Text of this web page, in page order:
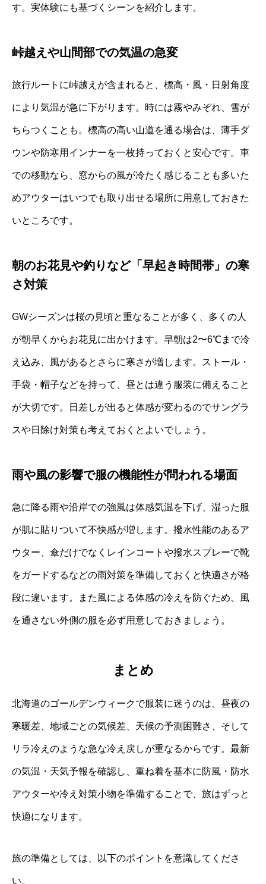
す。実体験にも基づくシーンを紹介します。
峠越えや山間部での気温の急変
旅行ルートに峠越えが含まれると、標高・風・日射角度
により気温が急に下がります。時には霧やみぞれ、雪が
ちらつくことも。標高の高い山道を通る場合は、薄手ダ
ウンや防寒用インナーを一枚持っておくと安心です。車
での移動なら、窓からの風が冷たく感じることも多いた
めアウターはいつでも取り出せる場所に用意しておきた
いところです。
朝のお花見や釣りなど「早起き時間帯」の寒
さ対策
GWシーズンは桜の見頃と重なることが多く、多くの人
が朝早くからお花見に出かけます。早朝は2〜6℃まで冷
え込み、風があるとさらに寒さが増します。ストール・
手袋・帽子などを持って、昼とは違う服装に備えること
が大切です。日差しが出ると体感が変わるのでサングラ
スや日除け対策も考えておくとよいでしょう。
雨や風の影響で服の機能性が問われる場面
急に降る雨や沿岸での強風は体感気温を下げ、湿った服
が肌に貼りついて不快感が増します。撥水性能のあるア
ウター、傘だけでなくレインコートや撥水スプレーで靴
をガードするなどの雨対策を準備しておくと快適さが格
段に違います。また風による体感の冷えを防ぐため、風
を通さない外側の服を必ず用意しておきましょう。
まとめ
北海道のゴールデンウィークで服装に迷うのは、昼夜の
寒暖差、地域ごとの気候差、天候の予測困難さ、そして
リラ冷えのような急な冷え戻しが重なるからです。最新
の気温・天気予報を確認し、重ね着を基本に防風・防水
アウターや冷え対策小物を準備することで、旅はずっと
快適になります。
旅の準備としては、以下のポイントを意識してくださ
い。